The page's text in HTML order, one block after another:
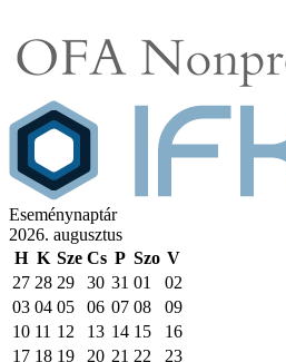
Eseménynaptár
2026. augusztus
H K Sze Cs P Szo V
27 28 29 30 31 01
02
03 04 05 06 07 08
09
10 11 12 13 14 15
16
17 18 19 20 21 22
23